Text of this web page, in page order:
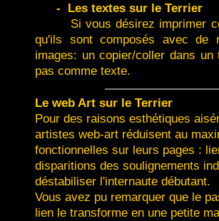
- Les textes sur le Terrier
Si vous désirez imprimer
qu'ils sont composés avec de
images: un copier/coller dans
pas comme texte.
Le web Art sur le Terrier
Pour des raisons esthétiques
artistes web-art réduisent au
fonctionnelles sur leurs pages :
disparitions des soulignements
déstabiliser l'internaute débutant.
Vous avez pu remarquer que le
lien le transforme en une petite